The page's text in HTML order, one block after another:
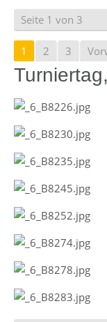
Seite 1 von 3
1 2 3